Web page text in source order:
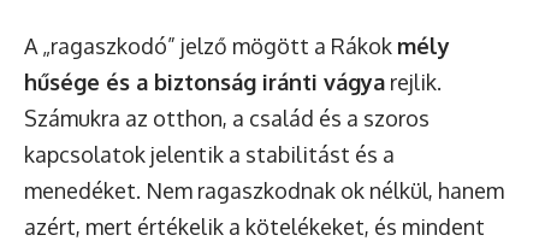
A „ragaszkodó” jelző mögött a Rákok mély
hűsége és a biztonság iránti vágya rejlik.
Számukra az otthon, a család és a szoros
kapcsolatok jelentik a stabilitást és a
menedéket. Nem ragaszkodnak ok nélkül, hanem
azért, mert értékelik a kötelékeket, és mindent